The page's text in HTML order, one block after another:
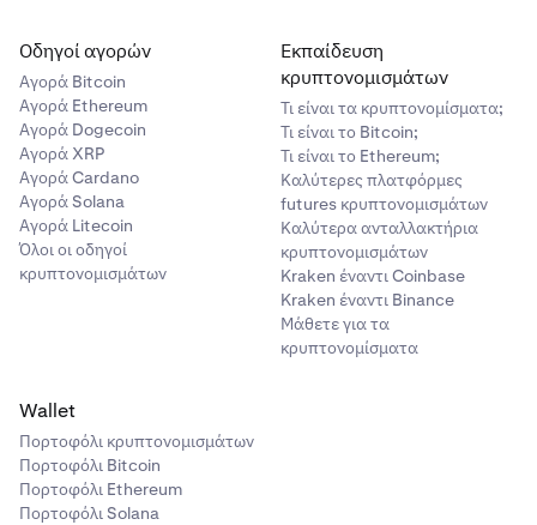
Οδηγοί αγορών
Αγορά Bitcoin
Αγορά Ethereum
Αγορά Dogecoin
Αγορά XRP
Αγορά Cardano
Αγορά Solana
Αγορά Litecoin
Όλοι οι οδηγοί
κρυπτονομισμάτων
Εκπαίδευση
κρυπτονομισμάτων
Τι είναι τα κρυπτονομίσματα;
Τι είναι το Bitcoin;
Τι είναι το Ethereum;
Καλύτερες πλατφόρμες
futures κρυπτονομισμάτων
Καλύτερα ανταλλακτήρια
κρυπτονομισμάτων
Kraken έναντι Coinbase
Kraken έναντι Binance
Μάθετε για τα
κρυπτονομίσματα
Wallet
Πορτοφόλι κρυπτονομισμάτων
Πορτοφόλι Bitcoin
Πορτοφόλι Ethereum
Πορτοφόλι Solana